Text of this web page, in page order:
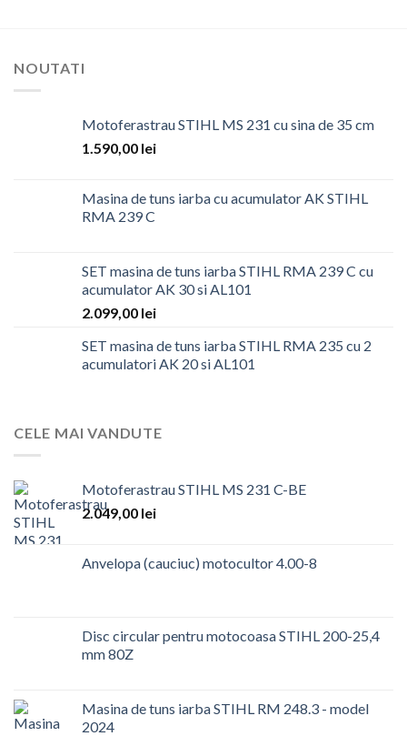
NOUTATI
Motoferastrau STIHL MS 231 cu sina de 35 cm
1.590,00 lei
Masina de tuns iarba cu acumulator AK STIHL
RMA 239 C
SET masina de tuns iarba STIHL RMA 239 C cu
acumulator AK 30 si AL101
2.099,00 lei
SET masina de tuns iarba STIHL RMA 235 cu 2
acumulatori AK 20 si AL101
CELE MAI VANDUTE
Motoferastrau STIHL MS 231 C-BE
2.049,00 lei
Anvelopa (cauciuc) motocultor 4.00-8
Disc circular pentru motocoasa STIHL 200-25,4
mm 80Z
Masina de tuns iarba STIHL RM 248.3 - model
2024